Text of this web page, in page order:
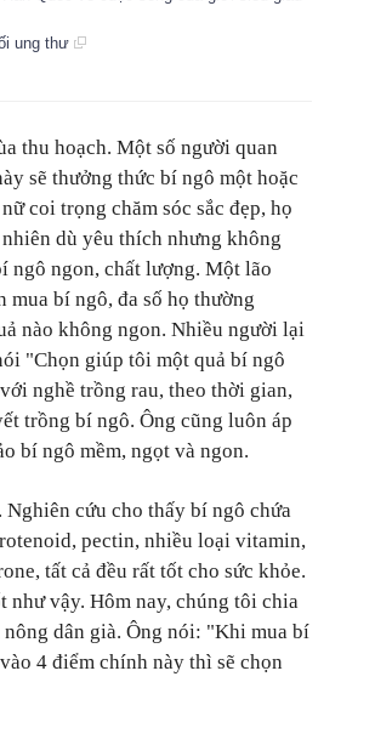
ung thư
thu hoạch. Một số người quan
sẽ thưởng thức bí ngô một hoặc
coi trọng chăm sóc sắc đẹp, họ
dù yêu thích nhưng không
ngô ngon, chất lượng. Một lão
mua bí ngô, đa số họ thường
nào không ngon. Nhiều người lại
"Chọn giúp tôi một quả bí ngô
nghề trồng rau, theo thời gian,
trồng bí ngô. Ông cũng luôn áp
bí ngô mềm, ngọt và ngon.
cứu cho thấy bí ngô chứa
pectin, nhiều loại vitamin,
tất cả đều rất tốt cho sức khỏe.
như vậy. Hôm nay, chúng tôi chia
dân già. Ông nói: "Khi mua bí
4 điểm chính này thì sẽ chọn